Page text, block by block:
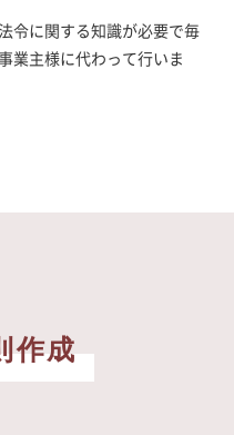
令に関する知識が必要で毎
業主様に代わって行いま
作成